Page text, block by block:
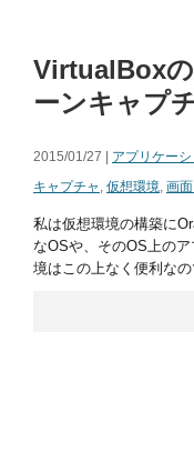
VirtualBox
ーンキャプ
2015/01/27 | アプリケーシ
キャプチャ , 仮想環境, 画
私は仮想環境の構築に
なOSや、そのOS上の
境はこの上なく便利な